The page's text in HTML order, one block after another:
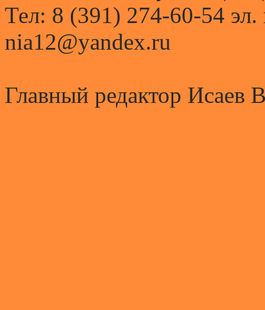
Тел: 8 (391) 274-60-54 эл.
nia12@yandex.ru
Главный редактор Исаев